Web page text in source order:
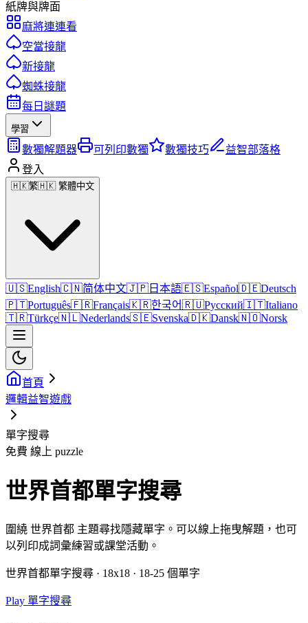
紙牌與牌面
麻將連連看
空當接龍
新接龍
蜘蛛接龍
每日謎題
學習
數獨解題器 可列印數獨 數獨技巧
益智部落格
登入
🇭🇰繁🇭🇰 繁體中文
🇺🇸English🇨🇳简体中文🇯🇵 日本語🇪🇸Español🇩🇪Deutsch
🇵🇹Português🇫🇷Français🇰🇷한국어🇷🇺Русский🇮🇹Italiano
🇹🇷Türkçe🇳🇱Nederlands🇸🇪Svenska🇩🇰Dansk🇳🇴Norsk
首頁
邏輯益智遊戲
單字搜尋
免費 線上 puzzle
世界首都單字搜尋
圍繞 世界首都 主題尋找隱藏單字。可以線上拖曳解題，也可
以列印成詞彙練習或課堂活動。
世界首都單字搜尋 · 18x18 · 18-25 個單字
Play 單字搜尋